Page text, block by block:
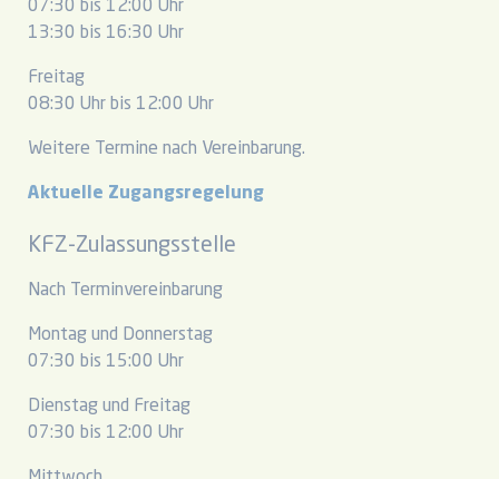
07:30 bis 12:00 Uhr
13:30 bis 16:30 Uhr
Freitag
08:30 Uhr bis 12:00 Uhr
Weitere Termine nach Vereinbarung.
Aktuelle Zugangsregelung
KFZ-Zulassungsstelle
Nach Terminvereinbarung
Montag und Donnerstag
07:30 bis 15:00 Uhr
Dienstag und Freitag
07:30 bis 12:00 Uhr